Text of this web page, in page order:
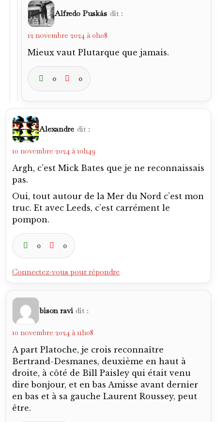
Alfredo Puskás dit :
12 novembre 2024 à 0h08
Mieux vaut Plutarque que jamais.
0 0
Alexandre dit :
10 novembre 2024 à 10h49
Argh, c’est Mick Bates que je ne reconnaissais
pas.
Oui, tout autour de la Mer du Nord c’est mon
truc. Et avec Leeds, c’est carrément le
pompon.
0 0
Connectez-vous pour répondre
bison ravi dit :
10 novembre 2024 à 11h08
A part Platoche, je crois reconnaître
Bertrand-Desmanes, deuxième en haut à
droite, à côté de Bill Paisley qui était venu
dire bonjour, et en bas Amisse avant dernier
en bas et à sa gauche Laurent Roussey, peut
être.